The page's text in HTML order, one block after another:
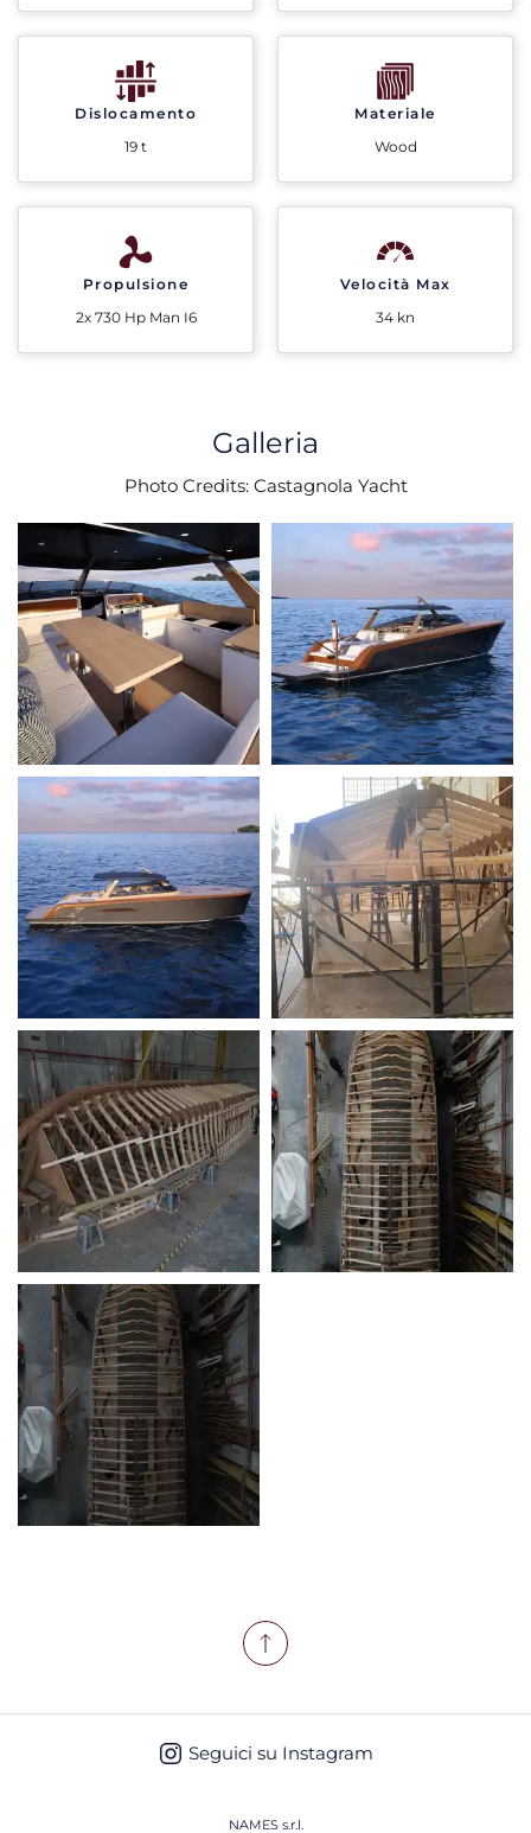
Dislocamento
19 t
Materiale
Wood
Propulsione
2x 730 Hp Man I6
Velocità Max
34 kn
Galleria
Photo Credits: Castagnola Yacht
Seguici su Instagram
NAMES s.r.l.